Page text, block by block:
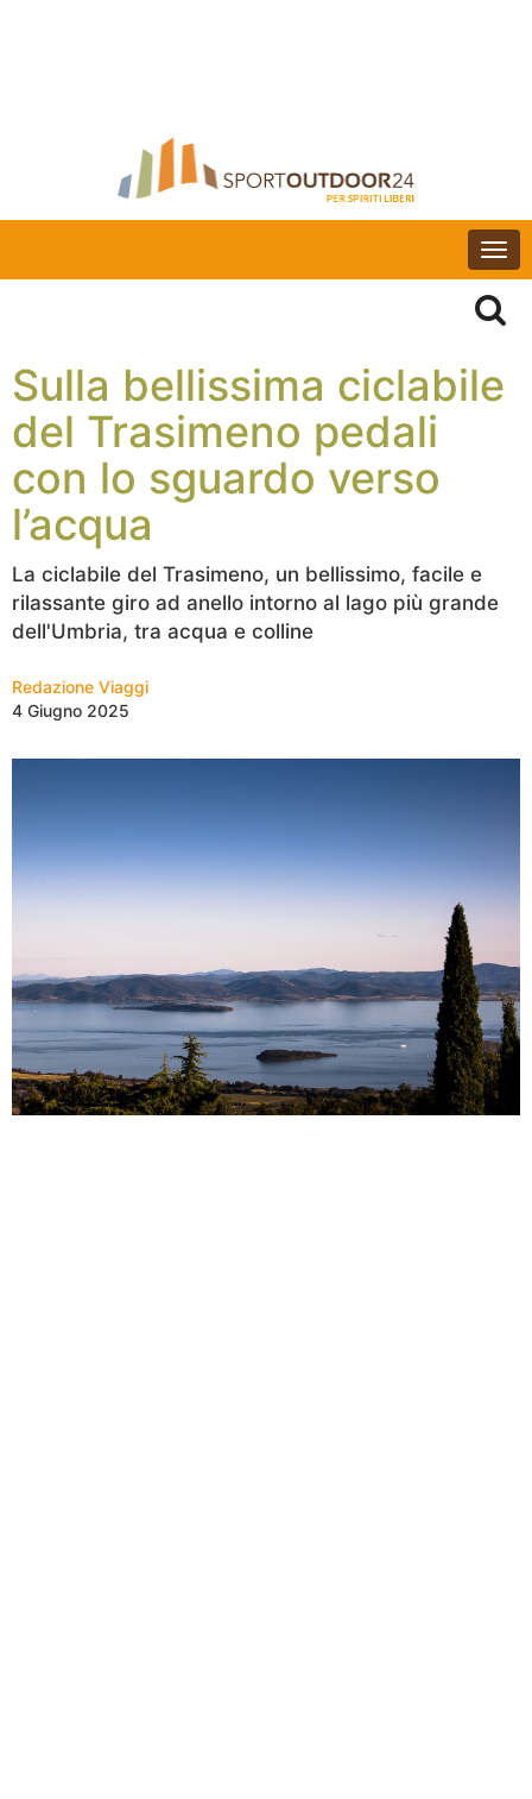
Sulla bellissima ciclabile
del Trasimeno pedali
con lo sguardo verso
l’acqua
La ciclabile del Trasimeno, un bellissimo, facile e
rilassante giro ad anello intorno al lago più grande
dell'Umbria, tra acqua e colline
Redazione Viaggi
4 Giugno 2025